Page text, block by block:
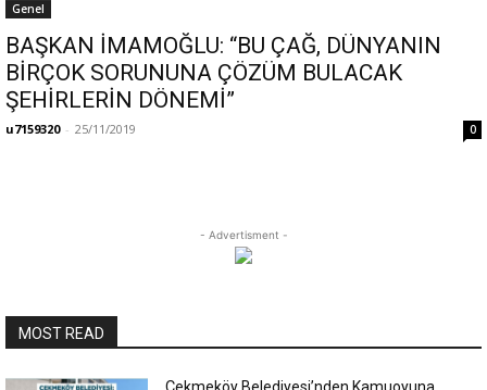
Genel
BAŞKAN İMAMOĞLU: “BU ÇAĞ, DÜNYANIN
BİRÇOK SORUNUNA ÇÖZÜM BULACAK
ŞEHİRLERİN DÖNEMİ”
u7159320 - 25/11/2019 0
- Advertisment -
MOST READ